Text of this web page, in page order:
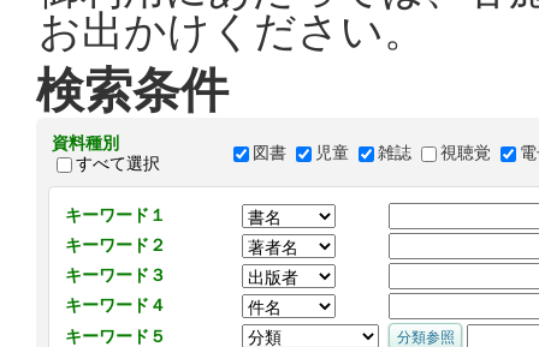
お出かけください。
検索条件
資料種別
すべて選択
図書 児童 雑誌 視聴覚
キーワード１
キーワード２
キーワード３
キーワード４
キーワード５